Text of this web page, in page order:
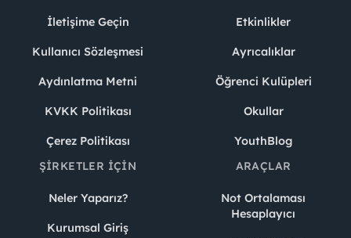
İletişime Geçin
Kullanıcı Sözleşmesi
Aydınlatma Metni
KVKK Politikası
Çerez Politikası
Etkinlikler
Ayrıcalıklar
Öğrenci Kulüpleri
Okullar
YouthBlog
ŞIRKETLER İÇIN
Neler Yaparız?
Kurumsal Giriş
ARAÇLAR
Not Ortalaması
Hesaplayıcı